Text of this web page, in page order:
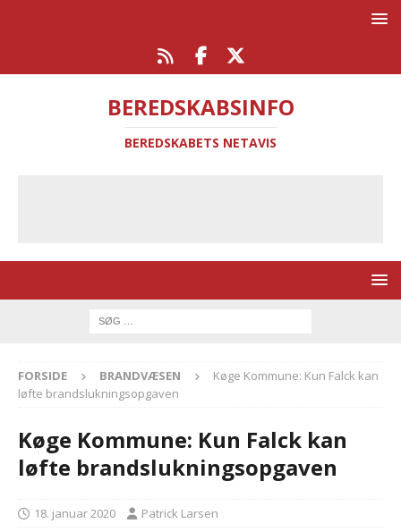
BEREDSKABSINFO
BEREDSKABETS NETAVIS
FORSIDE BRANDVÆSEN
Køge Kommune: Kun Falck kan
løfte brandslukningsopgaven
Køge Kommune: Kun Falck kan
løfte brandslukningsopgaven
18. januar 2020 Patrick Larsen